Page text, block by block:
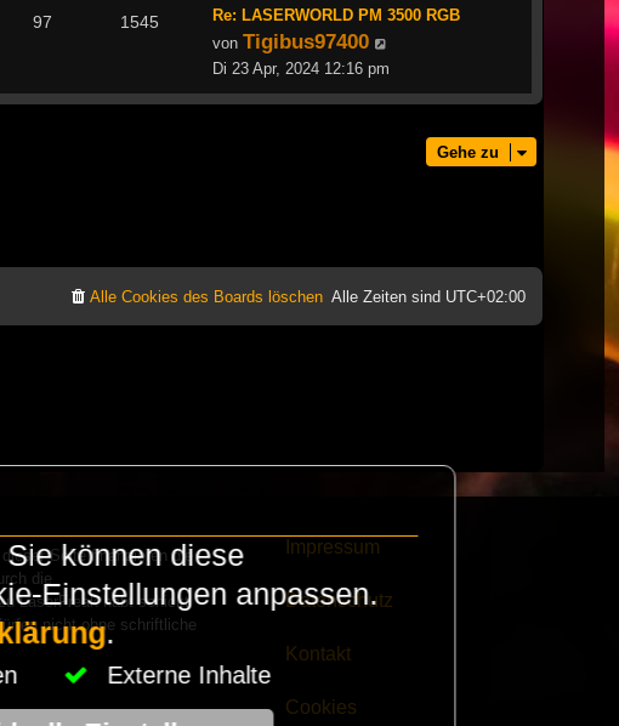
97 1545
Re: LASERWORLD PM 3500 RGB
von Tigibus97400
Beitrag
Di 23 Apr, 2024 12:16 pm
Gehe zu
Alle Zeiten sind UTC+02:00
Alle Cookies des Boards löschen
Seite finanzieren die
die
LaserFreak habt schickt
nicht ohne schriftliche
Impressum
Datenschutz
Kontakt
Cookies
können diese
Einstellungen anpassen.
.
Externe Inhalte